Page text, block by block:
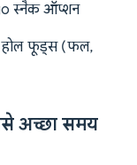
स्नैक ऑप्शन
होल फूड्स (फल,
अच्छा समय